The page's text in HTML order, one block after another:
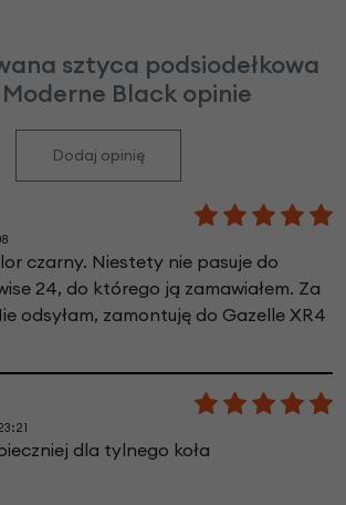
sztyca podsiodełkowa
Black opinie
Dodaj opinię
czarny. Niestety nie pasuje do
24, do którego ją zamawiałem. Za
odsyłam, zamontuję do Gazelle XR4
dla tylnego koła